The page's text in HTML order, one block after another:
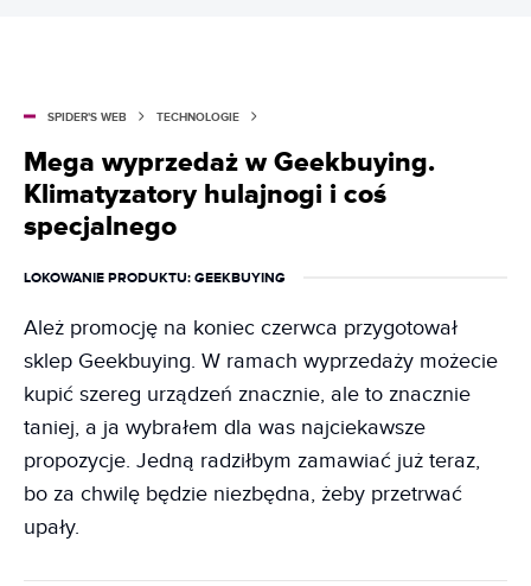
SPIDER'S WEB TECHNOLOGIE
Mega wyprzedaż w Geekbuying.
Klimatyzatory hulajnogi i coś
specjalnego
LOKOWANIE PRODUKTU: GEEKBUYING
Ależ promocję na koniec czerwca przygotował
sklep Geekbuying. W ramach wyprzedaży możecie
kupić szereg urządzeń znacznie, ale to znacznie
taniej, a ja wybrałem dla was najciekawsze
propozycje. Jedną radziłbym zamawiać już teraz,
bo za chwilę będzie niezbędna, żeby przetrwać
upały.